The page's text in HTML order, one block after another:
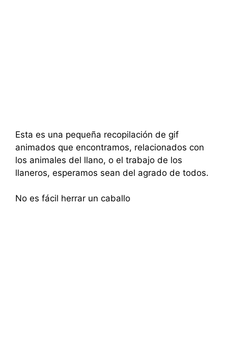
Esta es una pequeña recopilación de gif
animados que encontramos, relacionados con
los animales del llano, o el trabajo de los
llaneros, esperamos sean del agrado de todos.
No es fácil herrar un caballo